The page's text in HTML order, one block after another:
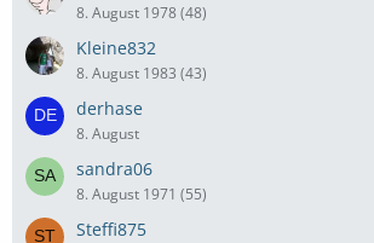
8. August 1978 (48)
Kleine832
8. August 1983 (43)
derhase
8. August
sandra06
8. August 1971 (55)
Steffi875